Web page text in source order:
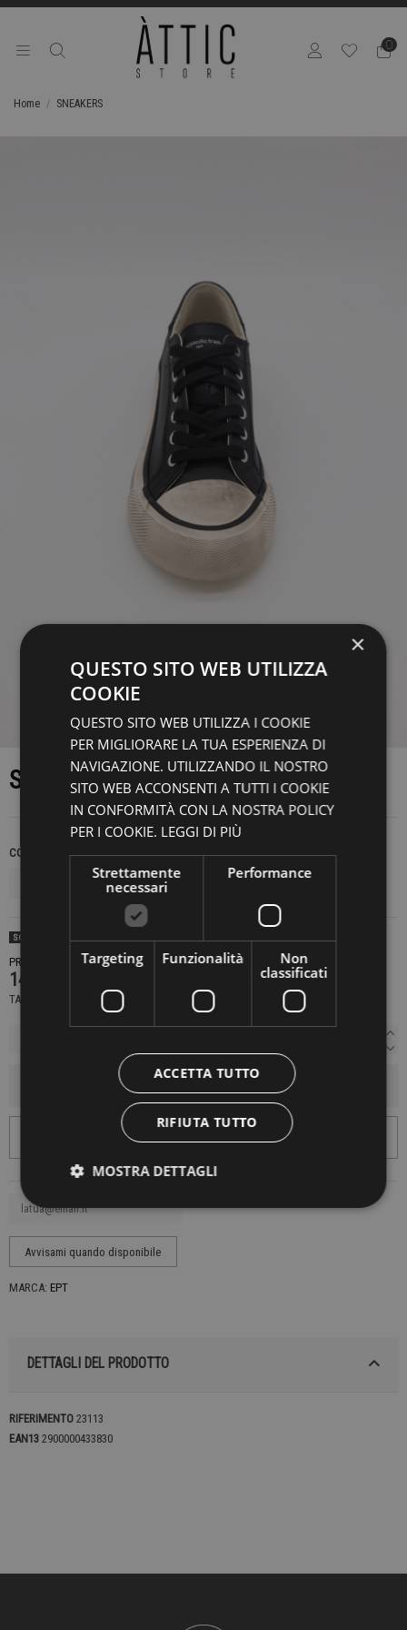
0
Home SNEAKERS
SNEAKERS
COLORE MISURA
SOLD OUT
PRODOTTO NON DISPONIBILE CONTATTACI PER SAPERE DI PIÙ
149,00 €
TASSE INCLUSE
MARCA: EPT
DETTAGLI DEL PRODOTTO
RIFERIMENTO 23113
EAN13 2900000433830
×
QUESTO SITO WEB UTILIZZA
COOKIE
QUESTO SITO WEB UTILIZZA I COOKIE
PER MIGLIORARE LA TUA ESPERIENZA DI
NAVIGAZIONE. UTILIZZANDO IL NOSTRO
SITO WEB ACCONSENTI A TUTTI I COOKIE
IN CONFORMITÀ CON LA NOSTRA POLICY
PER I COOKIE. LEGGI DI PIÙ
Strettamente
necessari
Performance
Targeting Funzionalità
Non
classificati
ACCETTA TUTTO
RIFIUTA TUTTO
MOSTRA DETTAGLI